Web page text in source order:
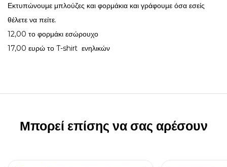
Εκτυπώνουμε μπλούζες και φορμάκια και γράφουμε όσα εσείς
θέλετε να πείτε.
12,00 το φορμάκι εσώρουχο
17,00 ευρώ το T-shirt ενηλικών
Μπορεί επίσης να σας αρέσουν